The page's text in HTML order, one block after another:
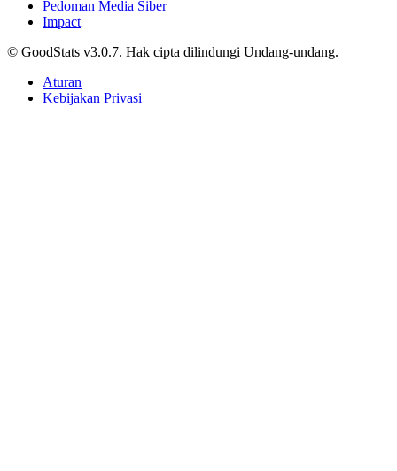
Pedoman Media Siber
Impact
© GoodStats v3.0.7. Hak cipta dilindungi Undang-undang.
Aturan
Kebijakan Privasi